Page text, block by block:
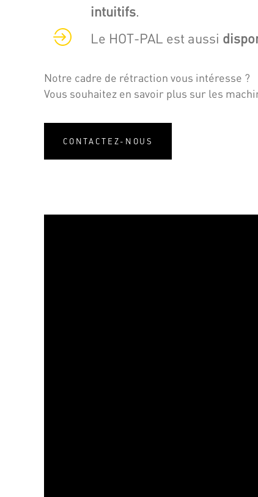
intuitifs
Le HOT-PAL est aussi
Notre cadre de rétraction vous intéresse ?
Vous souhaitez en savoir plus sur les
CONTACTEZ-NOUS